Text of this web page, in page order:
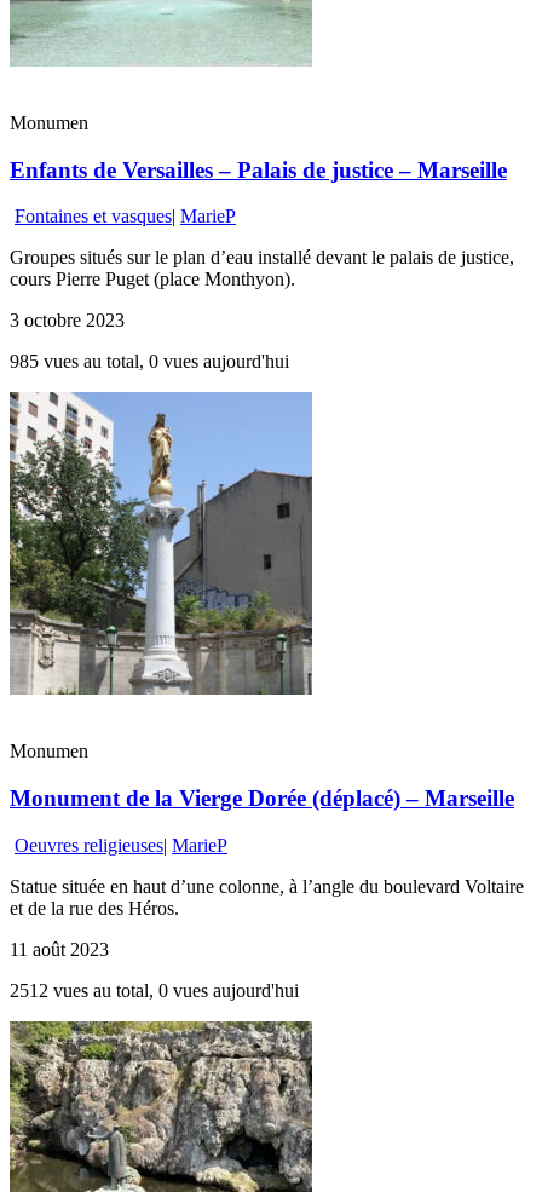
Monumen
Enfants de Versailles – Palais de justice – Marseille
Fontaines et vasques| MarieP
Groupes situés sur le plan d’eau installé devant le palais de justice,
cours Pierre Puget (place Monthyon).
3 octobre 2023
985 vues au total, 0 vues aujourd'hui
Monumen
Monument de la Vierge Dorée (déplacé) – Marseille
Oeuvres religieuses| MarieP
Statue située en haut d’une colonne, à l’angle du boulevard Voltaire
et de la rue des Héros.
11 août 2023
2512 vues au total, 0 vues aujourd'hui